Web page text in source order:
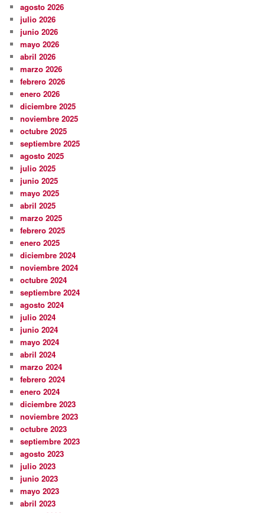
agosto 2026
julio 2026
junio 2026
mayo 2026
abril 2026
marzo 2026
febrero 2026
enero 2026
diciembre 2025
noviembre 2025
octubre 2025
septiembre 2025
agosto 2025
julio 2025
junio 2025
mayo 2025
abril 2025
marzo 2025
febrero 2025
enero 2025
diciembre 2024
noviembre 2024
octubre 2024
septiembre 2024
agosto 2024
julio 2024
junio 2024
mayo 2024
abril 2024
marzo 2024
febrero 2024
enero 2024
diciembre 2023
noviembre 2023
octubre 2023
septiembre 2023
agosto 2023
julio 2023
junio 2023
mayo 2023
abril 2023